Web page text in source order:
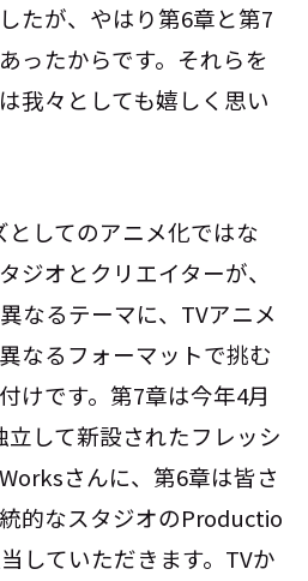
たが、やはり第6章と第7
ったからです。それらを
我々としても嬉しく思い
としてのアニメ化ではな
ジオとクリエイターが、
なるテーマに、TVアニメ
なるフォーマットで挑む
けです。第7章は今年4月
して新設されたフレッシ
さんに、第6章は皆さ
的なスタジオのProductio
していただきます。TVか